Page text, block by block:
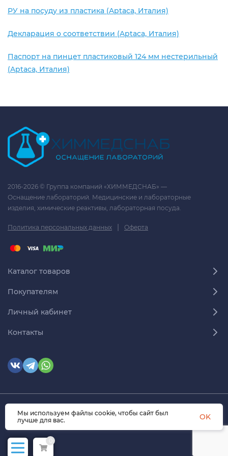
РУ на посуду из пластика (Aptaca, Италия)
Декларация о соответствии (Aptaca, Италия)
Паспорт на пинцет пластиковый 124 мм нестерильный
(Aptaca, Италия)
2016-2026 © Группа компаний «ХИММЕДСНАБ» —
Оснащение лабораторий. Медицинские и лабораторные
изделия, химические реактивы, лабораторная посуда.
Политика персональных данных | Оферта
Каталог товаров
Покупателям
Личный кабинет
Контакты
© 2026 himmedsnab.ru. Все права защищены
Мы используем файлы cookie, чтобы сайт был
лучше для вас.
OK